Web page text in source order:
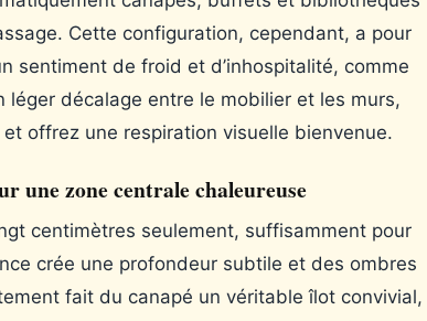
Cette configuration, cependant, a pour
sentiment de froid et d’inhospitalité, comme
léger décalage entre le mobilier et les murs,
offrez une respiration visuelle bienvenue.
une zone centrale chaleureuse
centimètres seulement, suffisamment pour
crée une profondeur subtile et des ombres
fait du canapé un véritable îlot convivial,